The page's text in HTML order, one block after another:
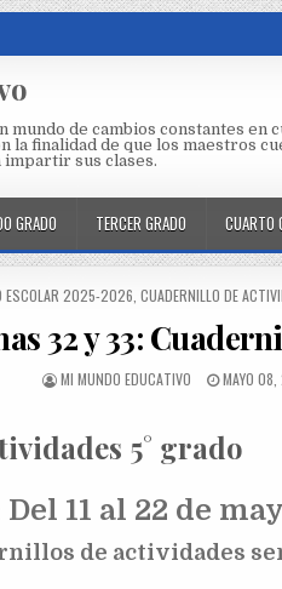
mundo de cambios constantes en
la finalidad de que los maestros
impartir sus clases.
GRADO TERCER GRADO CUARTO
ESCOLAR 2025-2026 CUADERNILLO DE
32 y 33:
MI MUNDO EDUCATIVO MAYO
5° grado
11 al 22 de
de actividades